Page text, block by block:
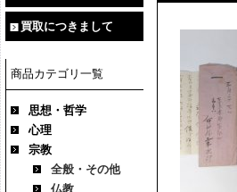
買取につきまして
商品カテゴリ一覧
思想・哲学
心理
宗教
全般・その他
仏教